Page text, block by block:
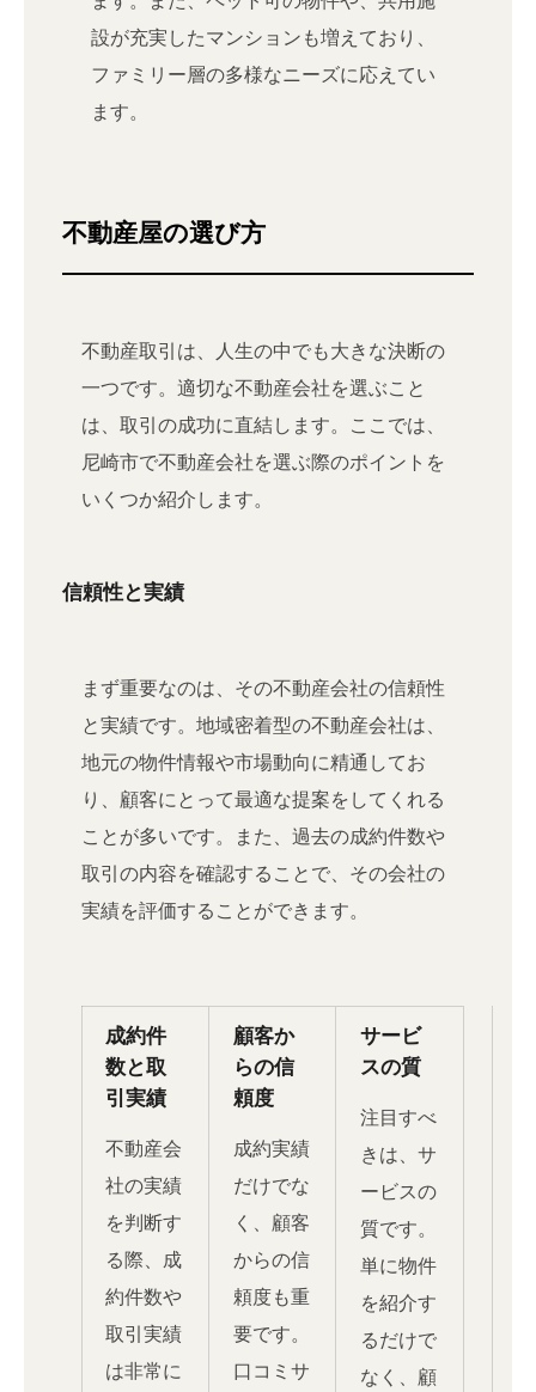
設が充実したマンションも増えており、
ファミリー層の多様なニーズに応えてい
ます。
不動産屋の選び方
不動産取引は、人生の中でも大きな決断の
一つです。適切な不動産会社を選ぶこと
は、取引の成功に直結します。ここでは、
尼崎市で不動産会社を選ぶ際のポイントを
いくつか紹介します。
信頼性と実績
まず重要なのは、その不動産会社の信頼性
と実績です。地域密着型の不動産会社は、
地元の物件情報や市場動向に精通してお
り、顧客にとって最適な提案をしてくれる
ことが多いです。また、過去の成約件数や
取引の内容を確認することで、その会社の
実績を評価することができます。
成約件
数と取
引実績
不動産会
社の実績
を判断す
る際、成
約件数や
取引実績
は非常に
顧客か
らの信
頼度
成約実績
だけでな
く、顧客
からの信
頼度も重
要です。
口コミサ
サービ
スの質
注目すべ
きは、サ
ービスの
質です。
単に物件
を紹介す
るだけで
なく、顧